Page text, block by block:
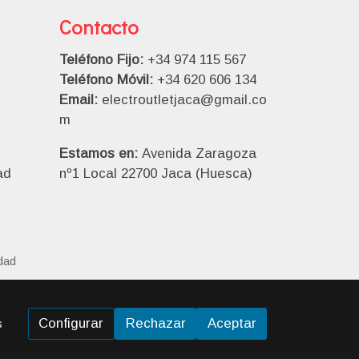
Contacto
Teléfono Fijo: +34 974 115 567
Teléfono Móvil:+34 620 606 134
Email: electroutletjaca@gmail.co
m
Estamos en: Avenida Zaragoza
nº1 Local 22700 Jaca (Huesca)
Configurar Rechazar Aceptar